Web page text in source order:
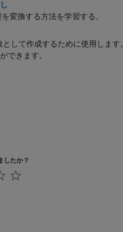
変換する方法を学習する。
して作成するために使用します
できます。
したか？